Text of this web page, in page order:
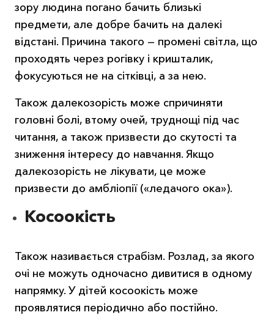
зору людина погано бачить близькі
предмети, але добре бачить на далекі
відстані. Причина такого — промені світла, що
проходять через рогівку і кришталик,
фокусуються не на сітківці, а за нею.
Також далекозорість може спричиняти
головні болі, втому очей, труднощі під час
читання, а також призвести до скутості та
зниження інтересу до навчання. Якщо
далекозорість не лікувати, це може
призвести до амбліопії («ледачого ока»).
Косоокість
Також називається страбізм. Розлад, за якого
очі не можуть одночасно дивитися в одному
напрямку. У дітей косоокість може
проявлятися періодично або постійно.